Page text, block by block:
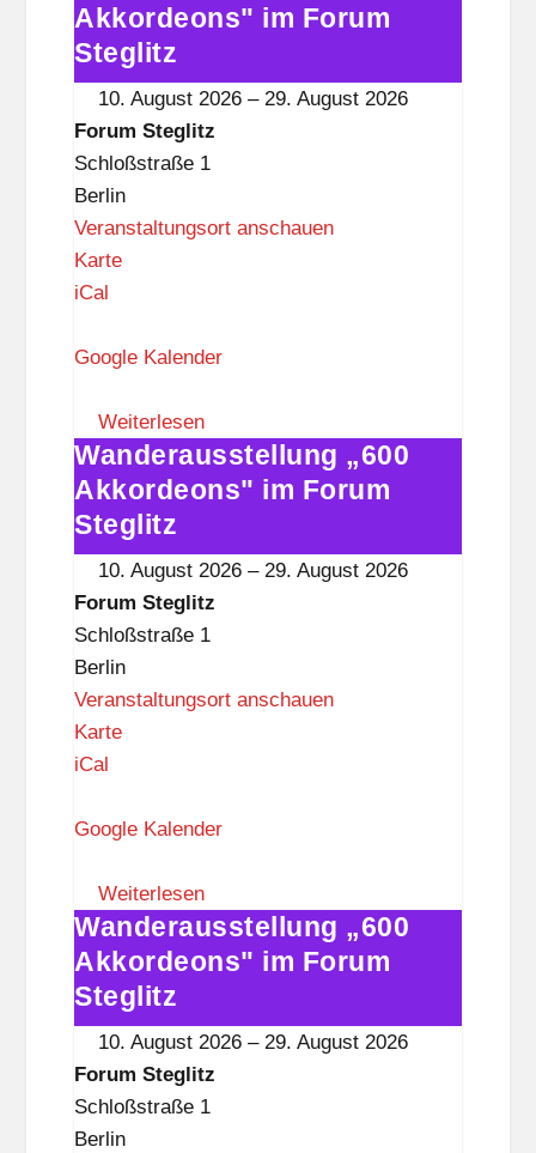
e
g
l
i
t
z
„600
Akkordeons"
im
Forum
Steglitz
Akkordeons" im Forum
Steglitz
10. August 2026 – 29. August 2026
Forum Steglitz
Schloßstraße 1
Berlin
Veranstaltungsort anschauen
KarteF
u
S
t
e
g
l
i
t
z
iCal
Google Kalender
Weiterlesen
Wanderausstellung
„600
Akkordeons"
im
Forum
Steglitz
Wanderausstellung „600
Akkordeons" im Forum
Steglitz
10. August 2026 –29. August 2026
Forum Steglitz
Schloßstraße 1
Berlin
Veranstaltungsort anschauen
KarteF
u
S
t
e
g
l
i
t
z
iCal
Google Kalender
Weiterlesen
Wanderausstellung
„600
Akkordeons"
im
Forum
Steglitz
Wanderausstellung „600
Akkordeons" im Forum
Steglitz
10. August 2026 –29. August 2026
Forum Steglitz
Schloßstraße 1
Berlin